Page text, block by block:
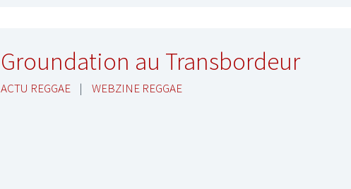
Groundation au Transbordeur
ACTU REGGAE | WEBZINE REGGAE